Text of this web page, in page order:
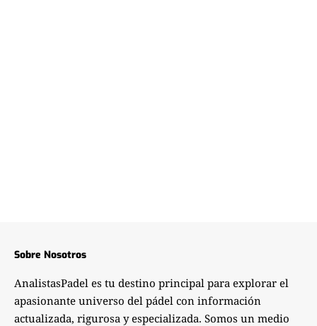
Sobre Nosotros
AnalistasPadel es tu destino principal para explorar el
apasionante universo del pádel con información
actualizada, rigurosa y especializada. Somos un medio